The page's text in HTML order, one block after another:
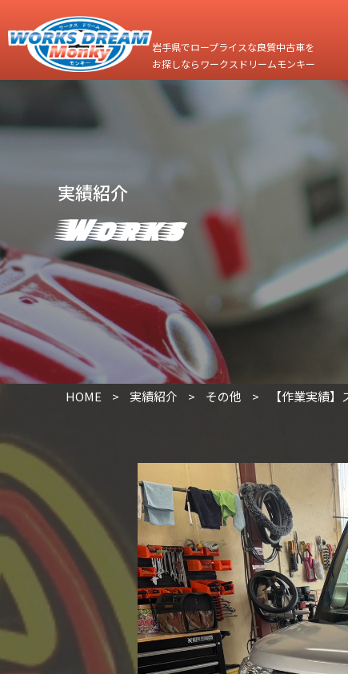
岩手県でロープライスな良質中古車を
お探しならワークスドリームモンキー
実績紹介
Works
HOME > 実績紹介 > その他 > 【作業実績